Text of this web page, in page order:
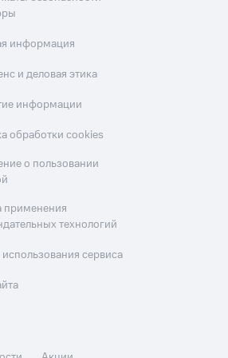
информация
и деловая этика
информации
обработки cookies
о пользовании
применения
технологий
сервиса